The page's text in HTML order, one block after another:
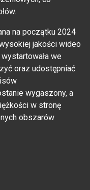
na początku 2024
jakości wideo
we
oraz udostępniać
wygaszony, a
w stronę
obszarów